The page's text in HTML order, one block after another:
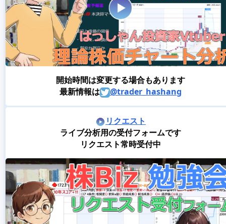
開始時間は変更する場合もあります
最新情報は
@trader_hashang
リクエスト
ライブ分析用の受付フォームです
リクエスト常時受付中